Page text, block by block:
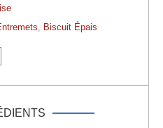
, Biscuit Épais